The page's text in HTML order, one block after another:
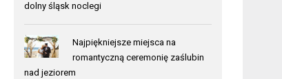
dolny śląsk noclegi
Najpiękniejsze miejsca na
romantyczną ceremonię zaślubin
nad jeziorem